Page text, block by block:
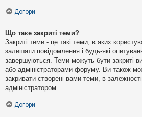
Догори
Що таке закриті теми?
Закриті теми - це такі теми, в яких
залишати повідомлення і будь-які
завершуються. Теми можуть бути закриті
або адміністраторами форуму. Ви також
закривати створені вами теми, в
адміністратором.
Догори